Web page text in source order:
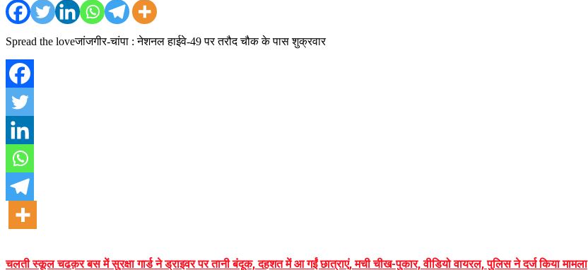
Spread the loveजांजगीर-चांपा : नेशनल हाईवे-49 पर तरौद चौक के पास शुक्रवार
चलती स्कूल चढक़र बस में सुरक्षा गार्ड ने ड्राइवर पर तानी बंदूक, दहशत में आ गईं छात्राएं, मची चीख-पुकार, वीडियो वायरल, पुलिस ने दर्ज किया मामला